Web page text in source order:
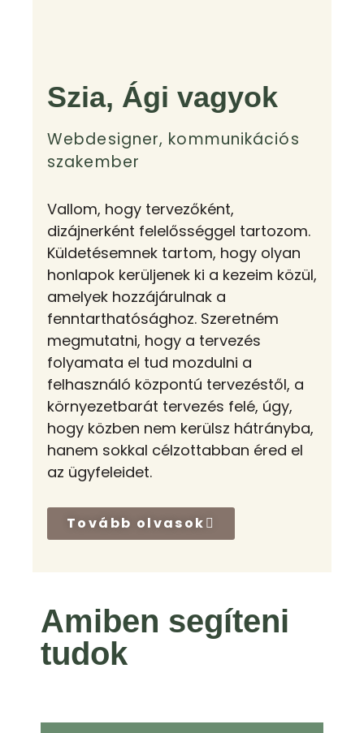
Szia, Ági vagyok
Webdesigner, kommunikációs
szakember
Vallom, hogy tervezőként,
dizájnerként felelősséggel tartozom.
Küldetésemnek tartom, hogy olyan
honlapok kerüljenek ki a kezeim közül,
amelyek hozzájárulnak a
fenntarthatósághoz. Szeretném
megmutatni, hogy a tervezés
folyamata el tud mozdulni a
felhasználó központú tervezéstől, a
környezetbarát tervezés felé, úgy,
hogy közben nem kerülsz hátrányba,
hanem sokkal célzottabban éred el
az ügyfeleidet.
Tovább olvasok
Amiben segíteni
tudok